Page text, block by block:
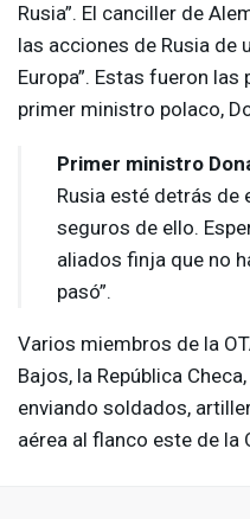
Rusia”. El canciller de
las acciones de Rusia de
Europa”. Estas fueron
primer ministro polaco,
Primer ministro
Rusia esté detrás de
seguros de ello.
aliados finja que no
pasó”.
Varios miembros de la
Bajos, la República
enviando soldados,
aérea al flanco este de la